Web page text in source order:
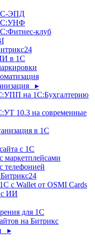
ЭПД
клуб
в 1С
▸
на 1С:Бухгалтерию
10.3 на современные
в 1С
с 1С
маркетплейсами
телефонией
с Wallet от OSMI Cards
с ИИ
для 1С
на Битрикс
▸